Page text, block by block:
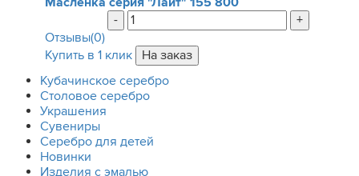
-
+
Отзывы(0)
Купить в 1 клик
Кубачинское серебро
Столовое серебро
Украшения
Сувениры
Серебро для детей
Новинки
Изделия с эмалью